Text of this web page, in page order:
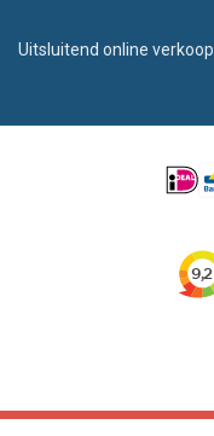
Uitsluitend online verkoop